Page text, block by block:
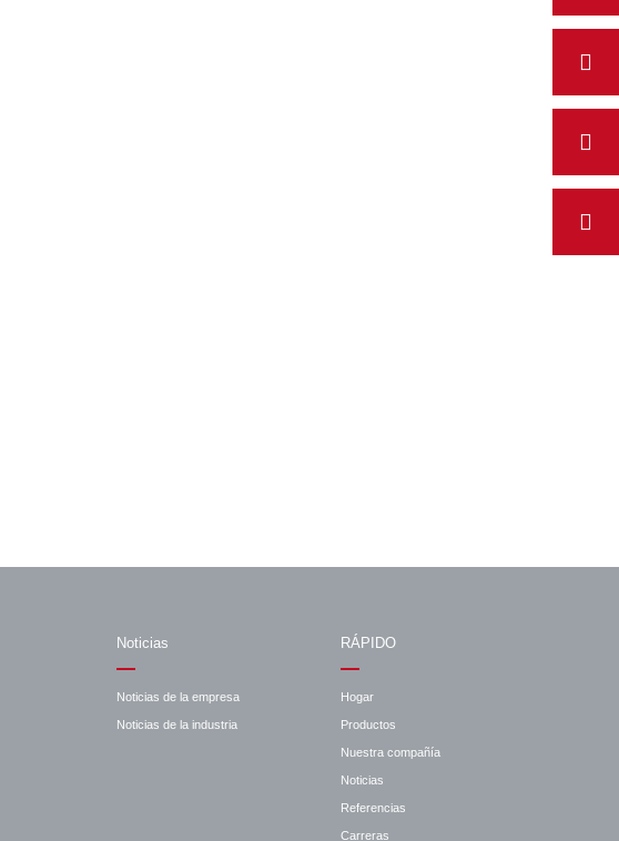
Noticias
Noticias de la empresa
Noticias de la industria
RÁPIDO
Hogar
Productos
Nuestra compañía
Noticias
Referencias
Carreras